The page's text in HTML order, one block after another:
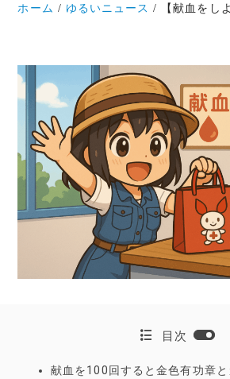
ホーム ゆるいニュース 【献血をしよう！】献血たく
目次
献血を100回すると金色有功章と